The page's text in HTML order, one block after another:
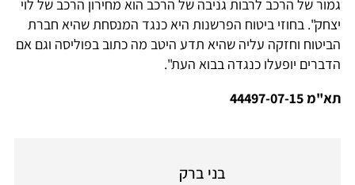
גמור של הרכב לרבות גניבה של הרכב הוא מחירון הרכב של לוי
יצחק". בחוזי ביטוח הפרשנות היא כנגד המנסחת שהיא חברת
הביטוח וחזקה עליה שהיא תדע היטב מה כתוב בפוליסה וגם אם
הדברים יופעלו כנגדה בבוא העת".
תא"מ 44497-07-15
בני ברק